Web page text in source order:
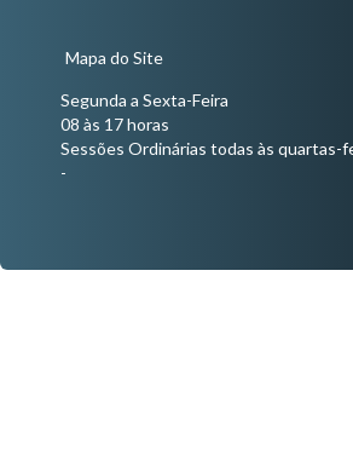
Mapa do Site
Segunda a Sexta-Feira
08 às 17 horas
Sessões Ordinárias todas às quartas-
-